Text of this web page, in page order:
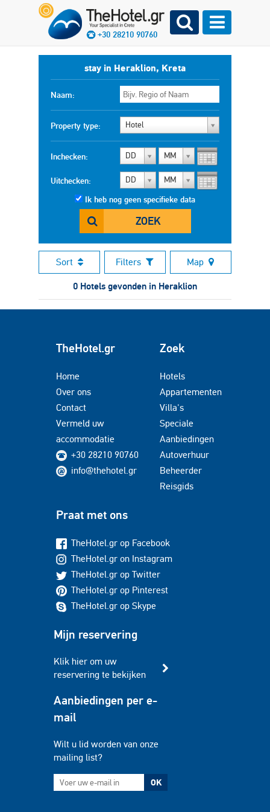
+30 28210 90760
stay in Heraklion, Kreta
Naam:
Property type: Hotel
Inchecken: DD MM
Uitchecken: DD MM
Ik heb nog geen specifieke data
ZOEK
Sort Filters Map
0 Hotels gevonden in Heraklion
TheHotel.gr
Home
Over ons
Contact
Vermeld uw
accommodatie
+30 28210 90760
info@thehotel.gr
Zoek
Hotels
Appartementen
Villa's
Speciale
Aanbiedingen
Autoverhuur
Beheerder
Reisgids
Praat met ons
TheHotel.gr op Facebook
TheHotel.gr on Instagram
TheHotel.gr op Twitter
TheHotel.gr op Pinterest
TheHotel.gr op Skype
Mijn reservering
Klik hier om uw
reservering te bekijken
Aanbiedingen per e-
mail
Wilt u lid worden van onze
mailing list?
OK